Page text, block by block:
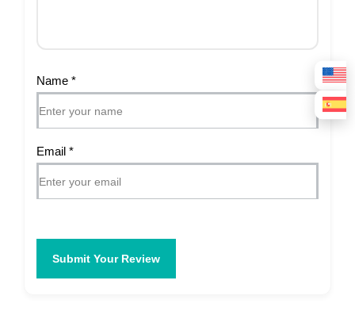
Name *
Email *
Submit Your Review